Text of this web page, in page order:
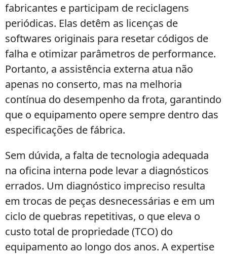
fabricantes e participam de reciclagens
periódicas. Elas detêm as licenças de
softwares originais para resetar códigos de
falha e otimizar parâmetros de performance.
Portanto, a assistência externa atua não
apenas no conserto, mas na melhoria
contínua do desempenho da frota, garantindo
que o equipamento opere sempre dentro das
especificações de fábrica.
Sem dúvida, a falta de tecnologia adequada
na oficina interna pode levar a diagnósticos
errados. Um diagnóstico impreciso resulta
em trocas de peças desnecessárias e em um
ciclo de quebras repetitivas, o que eleva o
custo total de propriedade (TCO) do
equipamento ao longo dos anos. A expertise